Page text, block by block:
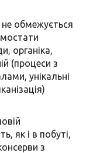
обмежується
органіка,
(процеси з
унікальні
як і в побуті,
з